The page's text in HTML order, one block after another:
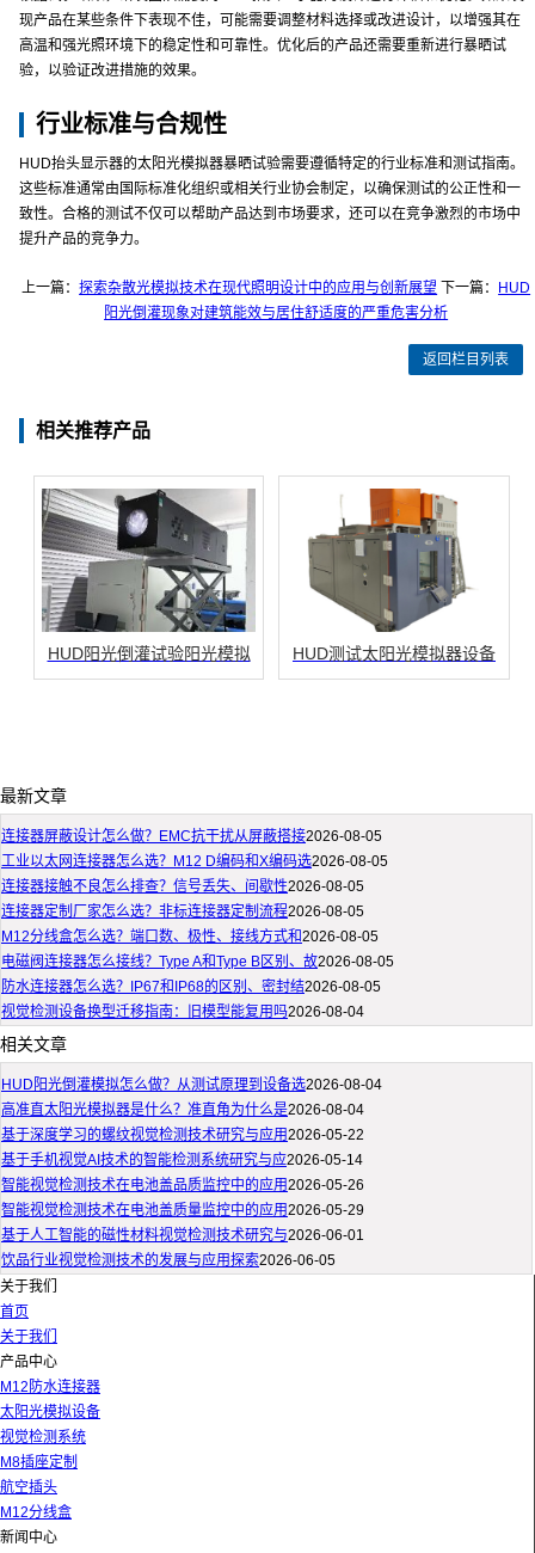
现产品在某些条件下表现不佳，可能需要调整材料选择或改进设计，以增强其在
高温和强光照环境下的稳定性和可靠性。优化后的产品还需要重新进行暴晒试
验，以验证改进措施的效果。
行业标准与合规性
HUD抬头显示器的太阳光模拟器暴晒试验需要遵循特定的行业标准和测试指南。
这些标准通常由国际标准化组织或相关行业协会制定，以确保测试的公正性和一
致性。合格的测试不仅可以帮助产品达到市场要求，还可以在竞争激烈的市场中
提升产品的竞争力。
上一篇：探索杂散光模拟技术在现代照明设计中的应用与创新展望 下一篇：
HUD
阳光倒灌现象对建筑能效与居住舒适度的严重危害分析
返回栏目列表
相关推荐产品
HUD阳光倒灌试验阳光模拟 HUD测试太阳光模拟器设备
最新文章
连接器屏蔽设计怎么做？EMC抗干扰从屏蔽搭接2026-08-05
工业以太网连接器怎么选？M12 D编码和X编码选2026-08-05
连接器接触不良怎么排查？信号丢失、间歇性2026-08-05
连接器定制厂家怎么选？非标连接器定制流程2026-08-05
M12分线盒怎么选？端口数、极性、接线方式和2026-08-05
电磁阀连接器怎么接线？Type A和Type B区别、故2026-08-05
防水连接器怎么选？IP67和IP68的区别、密封结2026-08-05
视觉检测设备换型迁移指南：旧模型能复用吗2026-08-04
相关文章
HUD阳光倒灌模拟怎么做？从测试原理到设备选2026-08-04
高准直太阳光模拟器是什么？准直角为什么是2026-08-04
基于深度学习的螺纹视觉检测技术研究与应用2026-05-22
基于手机视觉AI技术的智能检测系统研究与应2026-05-14
智能视觉检测技术在电池盖品质监控中的应用2026-05-26
智能视觉检测技术在电池盖质量监控中的应用2026-05-29
基于人工智能的磁性材料视觉检测技术研究与2026-06-01
饮品行业视觉检测技术的发展与应用探索2026-06-05
关于我们
首页
关于我们
产品中心
M12防水连接器
太阳光模拟设备
视觉检测系统
M8插座定制
航空插头
M12分线盒
新闻中心